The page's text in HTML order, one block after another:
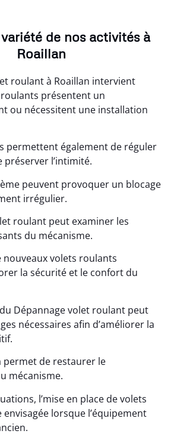
de nos activités à
Roaillan
roulant à Roaillan intervient
présentent un
ou nécessitent une installation
permettent également de réguler
l’intimité.
peuvent provoquer un blocage
irrégulier.
roulant peut examiner les
du mécanisme.
nouveaux volets roulants
la sécurité et le confort du
Dépannage volet roulant peut
nécessaires afin d’améliorer la
permet de restaurer le
mécanisme.
l’mise en place de volets
lorsque l’équipement